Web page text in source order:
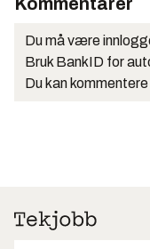
Du må være
Bruk BankID for
Du kan